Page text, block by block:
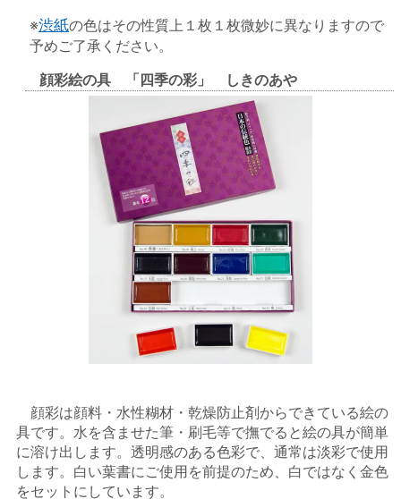
※渋紙の色はその性質上１枚１枚微妙に異なりますので
予めご了承ください。
顔彩絵の具 「四季の彩」 しきのあや
顔彩は顔料・水性糊材・乾燥防止剤からできている絵の
具です。水を含ませた筆・刷毛等で撫でると絵の具が簡単
に溶け出します。透明感のある色彩で、通常は淡彩で使用
します。白い葉書にご使用を前提のため、白ではなく金色
をセットにしています。